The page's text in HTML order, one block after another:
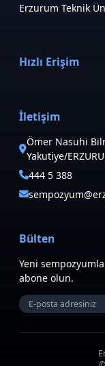
Erzurum Teknik
Hızlı Erişim
İletişim
Ömer Nasuhi
Yakutiye/
444 5 388
Bülten
Yeni
abone olun.